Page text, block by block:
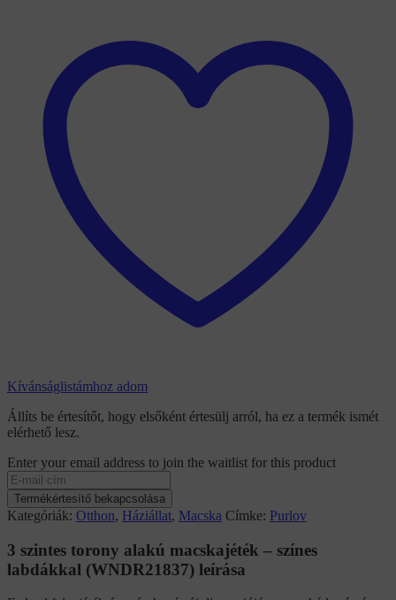
Kívánságlistámhoz adom
Állíts be értesítőt, hogy elsőként értesülj arról, ha ez a termék ismét
elérhető lesz.
Enter your email address to join the waitlist for this product
Termékértesítő bekapcsolása
Kategóriák: Otthon, Háziállat, Macska Címke: Purlov
3 szintes torony alakú macskajéték – színes
labdákkal (WNDR21837) leírása